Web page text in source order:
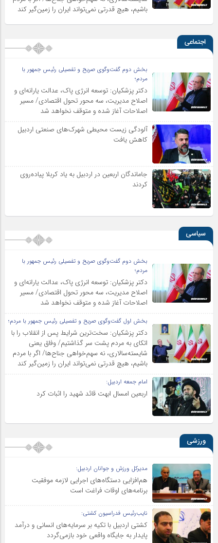
باشیم، هیچ قدرتی نمی‌تواند ایران را زمین‌گیر کند
اجتماعی
بخش دوم گفت‌وگوی صریح و تفصیلی رئیس جمهور با
مردم؛
دکتر پزشکیان: توسعه انرژی پاک، عدالت یارانه‌ای و
اصلاح مدیریت، سه محور تحول اقتصادی/ مسیر
اصلاحات آغاز شده و متوقف نخواهد شد
آلودگی زیست محیطی شهرک‌های صنعتی اردبیل
کاهش یافت
جاماندگان اربعین در اردبیل به یاد کربلا پیاده‌روی
کردند
سیاسی
بخش دوم گفت‌وگوی صریح و تفصیلی رئیس جمهور با
مردم؛
دکتر پزشکیان: توسعه انرژی پاک، عدالت یارانه‌ای و
اصلاح مدیریت، سه محور تحول اقتصادی/ مسیر
اصلاحات آغاز شده و متوقف نخواهد شد
بخش اول گفت‌وگوی صریح و تفصیلی رئیس جمهور با مردم؛
دکتر پزشکیان: سخت‌ترین شرایط پس از انقلاب را با
اتکای به مردم پشت سر گذاشتیم/ وفاق یعنی
شایسته‌سالاری، نه سهم‌خواهی جناح‌ها/ اگر با مردم
باشیم، هیچ قدرتی نمی‌تواند ایران را زمین‌گیر کند
امام جمعه اردبیل:
اربعین امسال ابهت قائد شهید را اثبات کرد
ورزشی
مدیرکل ورزش و جوانان اردبیل:
هم‌افزایی دستگاه‌های اجرایی لازمه موفقیت
برنامه‌های اوقات فراغت است
نایب‌رئیس فدراسیون کشتی:
کشتی اردبیل با تکیه بر سرمایه‌های انسانی و درآمد
پایدار به جایگاه واقعی خود بازمی‌گردد